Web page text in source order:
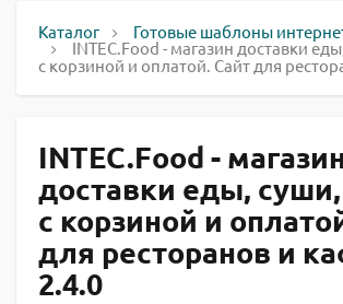
Каталог Готовые шаблоны
INTEC.Food - магазин доставки
с корзиной и оплатой. Сайт для
INTEC.Food -
доставки еды,
с корзиной и
для ресторанов и
2.4.0